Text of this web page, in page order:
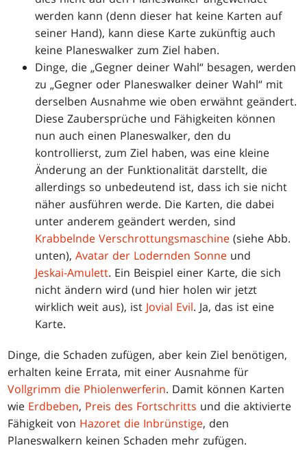
werden kann (denn dieser hat keine Karten auf
seiner Hand), kann diese Karte zukünftig auch
keine Planeswalker zum Ziel haben.
Dinge, die „Gegner deiner Wahl“ besagen, werden
zu „Gegner oder Planeswalker deiner Wahl“ mit
derselben Ausnahme wie oben erwähnt geändert.
Diese Zaubersprüche und Fähigkeiten können
nun auch einen Planeswalker, den du
kontrollierst, zum Ziel haben, was eine kleine
Änderung an der Funktionalität darstellt, die
allerdings so unbedeutend ist, dass ich sie nicht
näher ausführen werde. Die Karten, die dabei
unter anderem geändert werden, sind
Krabbelnde Verschrottungsmaschine (siehe Abb.
unten),Avatar der Lodernden Sonne und
Jeskai-Amulett. Ein Beispiel einer Karte, die sich
nicht ändern wird (und hier holen wir jetzt
wirklich weit aus), ist Jovial Evil. Ja, das ist eine
Karte.
Dinge, die Schaden zufügen, aber kein Ziel benötigen,
erhalten keine Errata, mit einer Ausnahme für
Vollgrimm die Phiolenwerferin. Damit können Karten
wie Erdbeben, Preis des Fortschritts und die aktivierte
Fähigkeit von Hazoret die Inbrünstige, den
Planeswalkern keinen Schaden mehr zufügen.